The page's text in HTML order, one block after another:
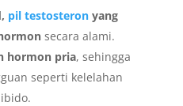
pil testosteronyang
secara alami.
hormon pria, sehingga
seperti kelelahan